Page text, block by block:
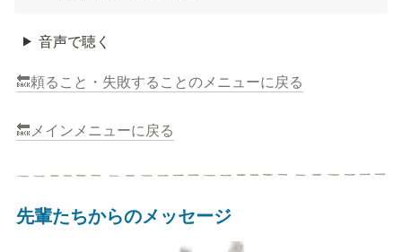
音声で聴く
🔙頼ること・失敗することのメニューに戻る
🔙メインメニューに戻る
先輩たちからのメッセージ